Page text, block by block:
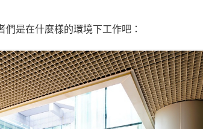
是在什麼樣的環境下工作吧：